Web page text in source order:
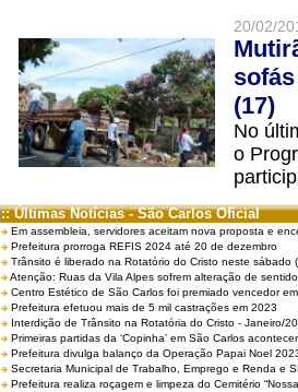
20/02/
(17)
No
o
:: Últimas Notícias - São Carlos Oficial
Em assembleia, servidores aceitam nova proposta e
Prefeitura prorroga REFIS 2024 até 20 de dezembro
Trânsito é liberado na Rotatório do Cristo neste sábado
Atenção: Ruas da Vila Alpes sofrem alteração de
Centro Estético de São Carlos foi premiado vencedor
Prefeitura efetuou mais de 5 mil castrações em 2023
Interdição de Trânsito na Rotatória do Cristo - Janeiro/
Primeiras partidas da ‘Copinha’ em São Carlos
Prefeitura divulga balanço da Operação Papai Noel
Secretaria Municipal de Trabalho, Emprego e Renda e
Prefeitura realiza roçagem e limpeza do Cemitério